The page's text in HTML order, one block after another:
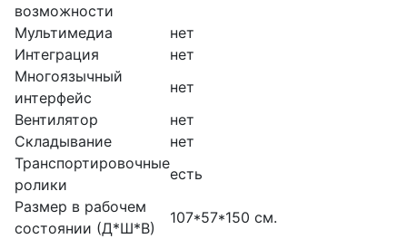
возможности
Мультимедиа
нет
Интеграция
нет
Многоязычный
интерфейс
нет
Вентилятор
нет
Складывание
нет
Транспортировочные
ролики
есть
Размер в рабочем
состоянии (Д*Ш*В)
107*57*150 см.